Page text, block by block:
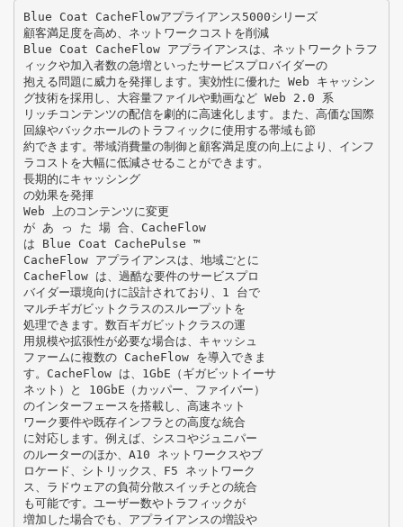
Blue Coat CacheFlowアプライアンス5000シリーズ
顧客満足度を高め、ネットワークコストを削減
Blue Coat CacheFlow アプライアンスは、ネットワークトラフ
ィックや加入者数の急増といったサービスプロバイダーの
抱える問題に威力を発揮します。実効性に優れた Web キャッシン
グ技術を採用し、大容量ファイルや動画など Web 2.0 系
リッチコンテンツの配信を劇的に高速化します。また、高価な国際
回線やバックホールのトラフィックに使用する帯域も節
約できます。帯域消費量の制御と顧客満足度の向上により、インフ
ラコストを大幅に低減させることができます。
長期的にキャッシング
の効果を発揮
Web 上のコンテンツに変更
が あ っ た 場 合、CacheFlow
は Blue Coat CachePulse ™
CacheFlow アプライアンスは、地域ごとに
CacheFlow は、過酷な要件のサービスプロ
バイダー環境向けに設計されており、1 台で
マルチギガビットクラスのスループットを
処理できます。数百ギガビットクラスの運
用規模や拡張性が必要な場合は、キャッシュ
ファームに複数の CacheFlow を導入できま
す。CacheFlow は、1GbE（ギガビットイーサ
ネット）と 10GbE（カッパー、ファイバー）
のインターフェースを搭載し、高速ネット
ワーク要件や既存インフラとの高度な統合
に対応します。例えば、シスコやジュニパー
のルーターのほか、A10 ネットワークスやブ
ロケード、シトリックス、F5 ネットワーク
ス、ラドウェアの負荷分散スイッチとの統合
も可能です。ユーザー数やトラフィックが
増加した場合でも、アプライアンスの増設や